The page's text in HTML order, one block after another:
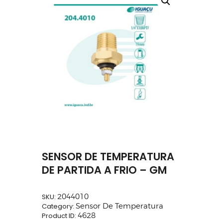
SENSOR DE TEMPERATURA
DE PARTIDA A FRIO – GM
SKU: 2044010
Category: Sensor De Temperatura
Product ID: 4628